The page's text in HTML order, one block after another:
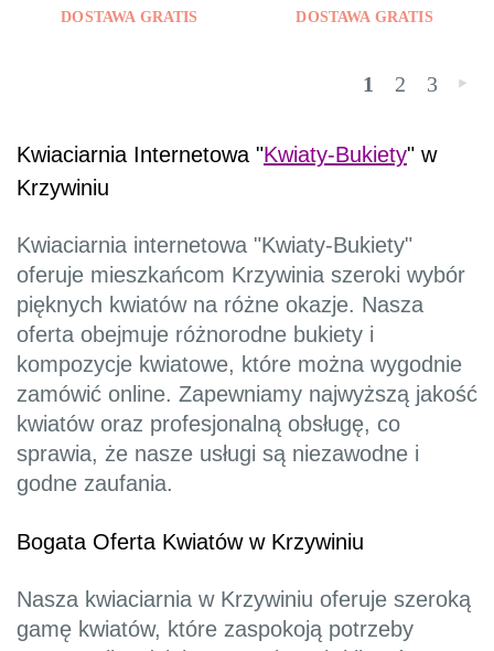
DOSTAWA GRATIS DOSTAWA GRATIS
1 2 3 »
Kwiaciarnia Internetowa "Kwiaty-Bukiety" w
Krzywiniu
Kwiaciarnia internetowa "Kwiaty-Bukiety"
oferuje mieszkańcom Krzywinia szeroki wybór
pięknych kwiatów na różne okazje. Nasza
oferta obejmuje różnorodne bukiety i
kompozycje kwiatowe, które można wygodnie
zamówić online. Zapewniamy najwyższą jakość
kwiatów oraz profesjonalną obsługę, co
sprawia, że nasze usługi są niezawodne i
godne zaufania.
Bogata Oferta Kwiatów w Krzywiniu
Nasza kwiaciarnia w Krzywiniu oferuje szeroką
gamę kwiatów, które zaspokoją potrzeby